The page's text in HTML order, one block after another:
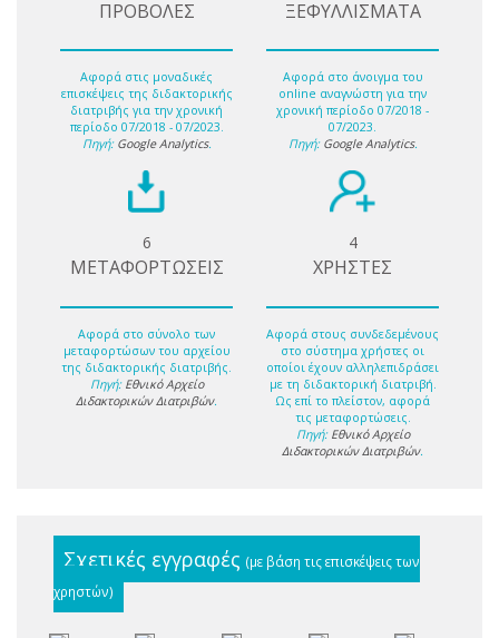
ΠΡΟΒΟΛΕΣ
Αφορά στις μοναδικές
επισκέψεις της διδακτορικής
διατριβής για την χρονική
περίοδο 07/2018 - 07/2023.
Πηγή: Google Analytics.
ΞΕΦΥΛΛΙΣΜΑΤΑ
Αφορά στο άνοιγμα του
online αναγνώστη για την
χρονική περίοδο 07/2018 -
07/2023.
Πηγή: Google Analytics.
6
ΜΕΤΑΦΟΡΤΩΣΕΙΣ
Αφορά στο σύνολο των
μεταφορτώσων του αρχείου
της διδακτορικής διατριβής.
Πηγή: Εθνικό Αρχείο
Διδακτορικών Διατριβών.
4
ΧΡΗΣΤΕΣ
Αφορά στους συνδεδεμένους
στο σύστημα χρήστες οι
οποίοι έχουν αλληλεπιδράσει
με τη διδακτορική διατριβή.
Ως επί το πλείστον, αφορά
τις μεταφορτώσεις.
Πηγή: Εθνικό Αρχείο
Διδακτορικών Διατριβών.
Σχετικές εγγραφές (με βάση τις επισκέψεις των
χρηστών)